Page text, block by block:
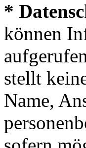
*
können
stellt
Name,